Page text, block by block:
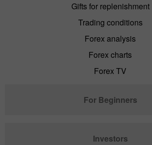
Gifts for replenishment
Trading conditions
Forex analysis
Forex charts
Forex TV
For Beginners
Investors